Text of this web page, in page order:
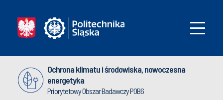
Ochrona klimatu i środowiska, nowoczesna
energetyka
Priorytetowy Obszar Badawczy POB6